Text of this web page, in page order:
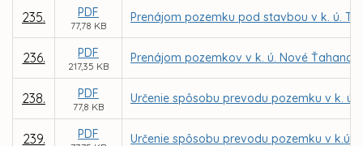
235. PDF
77,78 KB
Prenájom pozemku pod stavbou v k. ú.
236. PDF
217,35 KB
Prenájom pozemkov v k. ú. Nové
238. PDF
77,8 KB
Určenie spôsobu prevodu pozemku v k.
239. PDF Určenie spôsobu prevodu pozemku v k.ú.